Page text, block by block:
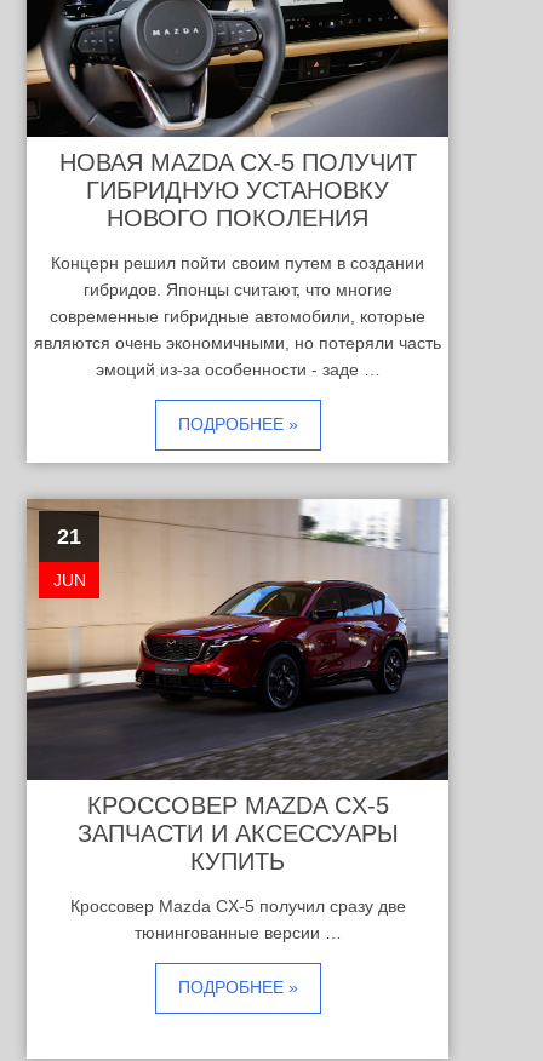
НОВАЯ MAZDA CX-5 ПОЛУЧИТ
ГИБРИДНУЮ УСТАНОВКУ
НОВОГО ПОКОЛЕНИЯ
Концерн решил пойти своим путем в создании
гибридов. Японцы считают, что многие
современные гибридные автомобили, которые
являются очень экономичными, но потеряли часть
эмоций из-за особенности - заде …
ПОДРОБНЕЕ »
21
JUN
КРОССОВЕР MAZDA CX-5
ЗАПЧАСТИ И АКСЕССУАРЫ
КУПИТЬ
Кроссовер Mazda CX-5 получил сразу две
тюнингованные версии …
ПОДРОБНЕЕ »